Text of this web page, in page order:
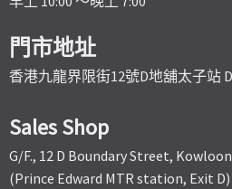
門市地址
香港九龍界限街12號D地舖太子站
Sales Shop
G/F., 12 D Boundary Street,
(Prince Edward MTR station, Exit D)